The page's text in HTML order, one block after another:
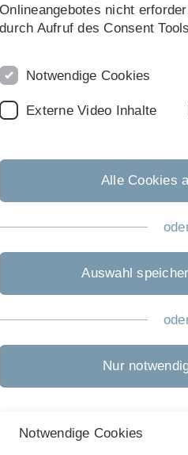
Impressum
Datenschutz
Gebärdensprache
Onlineangebotes nicht
durch Aufruf des Consent
Notwendige Cookies
Externe Video Inhalte
Alle Cookies
Auswahl
Nur
Notwendige Cookies